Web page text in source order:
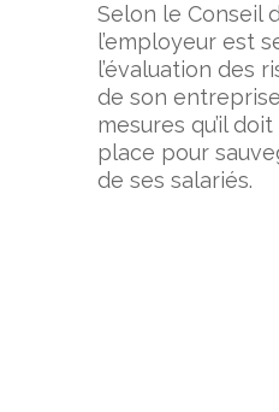
Selon le Conseil
l’employeur est
l’évaluation des
de son
mesures qu’il
place pour
de ses salariés.